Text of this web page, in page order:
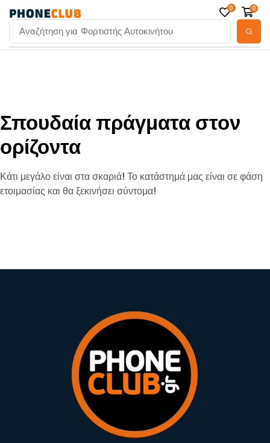
Αναζήτηση για Φορτιστής Αυτοκινήτου
0 0
Σπουδαία πράγματα στον
ορίζοντα
Κάτι μεγάλο είναι στα σκαριά! Το κατάστημά μας είναι σε φάση
ετοιμασίας και θα ξεκινήσει σύντομα!